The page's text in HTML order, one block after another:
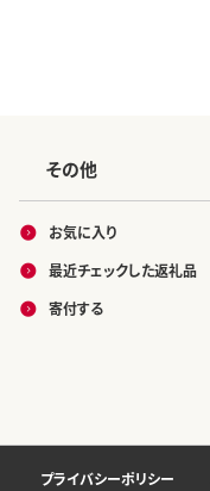
その他
お気に入り
最近チェックした返礼品
寄付する
プライバシーポリシー